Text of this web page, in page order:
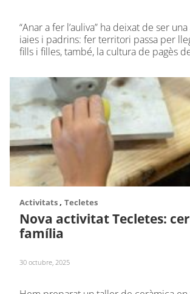
“Anar a fer l’auliva” ha deixat de ser
iaies i padrins: fer territori passa per
fills i filles, també, la cultura de pagès
Activitats, Tecletes
Nova activitat Tecletes:
família
30 octubre, 2025